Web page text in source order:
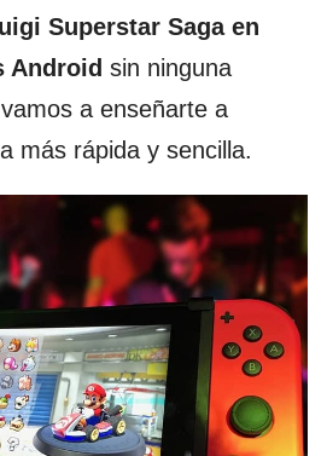
Superstar Saga en
Android sin ninguna
a enseñarte a
más rápida y sencilla.